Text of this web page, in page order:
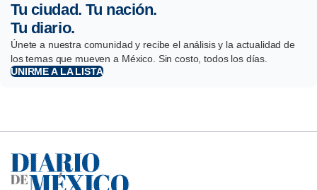
Tu ciudad. Tu nación.
Tu diario.
Únete a nuestra comunidad y recibe el análisis y la actualidad de
los temas que mueven a México. Sin costo, todos los días.
UNIRME A LA LISTA